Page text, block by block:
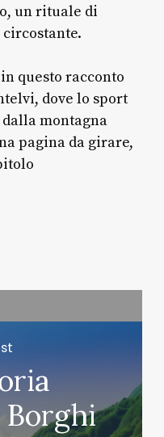
un rituale di
questo racconto
dove lo sport
montagna
pagina da girare,
Borghi